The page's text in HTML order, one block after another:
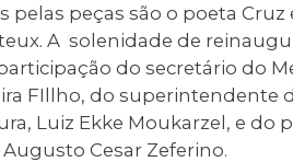
pelas peças são o poeta Cruz
A solenidade de
do secretário do
FIllho, do superintendente
Luiz Ekke Moukarzel, e do
Cesar Zeferino.